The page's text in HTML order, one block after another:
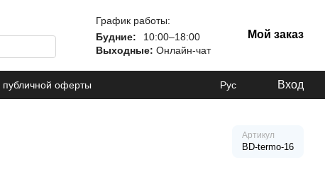
График работы:
Будние:
10:00–18:00
Выходные: Онлайн-чат
Мой заказ
публичной оферты Рус Вход
Артикул
BD-termo-16